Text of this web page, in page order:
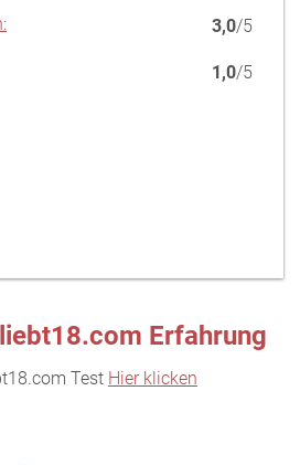
3,0/5
1,0/5
Erfahrung
Test Hier klicken